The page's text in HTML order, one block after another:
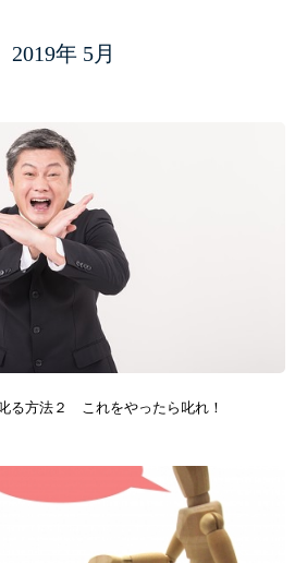
2019年 5月
る方法２ これをやったら叱れ！